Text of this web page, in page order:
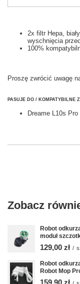
2x filtr Hepa,
wyschnięcia
100%
Proszę zwrócić uwagę
PASUJE DO / KOMPATYBILNE
Dreame L10s
Zobacz
Robot
moduł
129,00 zł /
Robot
Robot Mop
159,90 zł